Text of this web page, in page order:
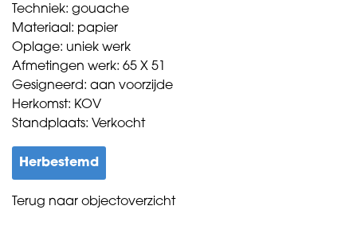
Techniek: gouache
Materiaal: papier
Oplage: uniek werk
Afmetingen werk: 65 X 51
Gesigneerd: aan voorzijde
Herkomst: KOV
Standplaats: Verkocht
Herbestemd
Terug naar objectoverzicht